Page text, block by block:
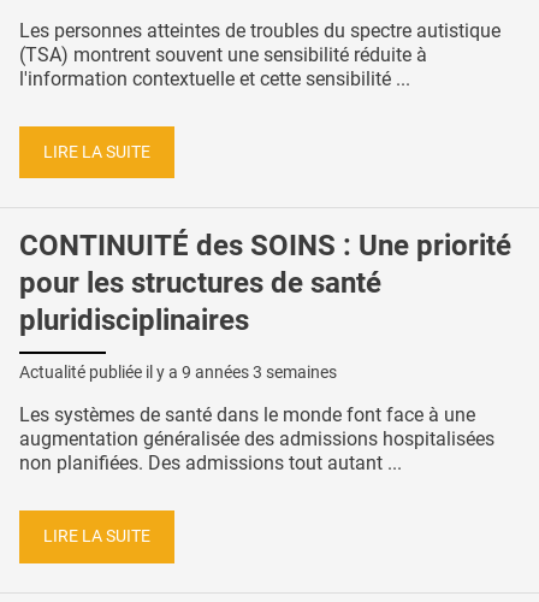
Les personnes atteintes de troubles du spectre autistique
(TSA) montrent souvent une sensibilité réduite à
l'information contextuelle et cette sensibilité ...
LIRE LA SUITE
CONTINUITÉ des SOINS : Une priorité
pour les structures de santé
pluridisciplinaires
Actualité publiée il y a 9 années 3 semaines
Les systèmes de santé dans le monde font face à une
augmentation généralisée des admissions hospitalisées
non planifiées. Des admissions tout autant ...
LIRE LA SUITE